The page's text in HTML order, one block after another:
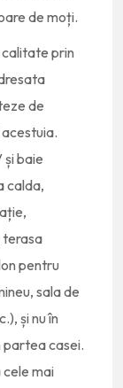
de moți.
prin
de
și baie
calda,
terasa
pentru
sala de
și nu în
partea casei.
mai